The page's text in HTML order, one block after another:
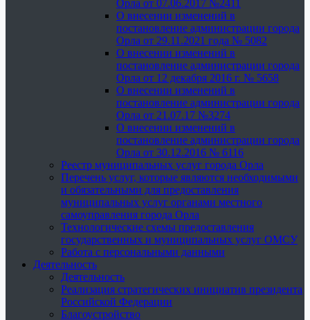
Орла от 07.06.2017 №2411
О внесении изменений в
постановление администрации города
Орла от 29.11.2021 года № 5082
О внесении изменений в
постановление администрации города
Орла от 12 декабря 2016 г. № 5658
О внесении изменений в
постановление администрации города
Орла от 21.07.17 №3274
О внесении изменений в
постановление администрации города
Орла от 30.12.2016 № 6116
Реестр муниципальных услуг города Орла
Перечень услуг, которые являются необходимыми
и обязательными для предоставления
муниципальных услуг органами местного
самоуправления города Орла
Технологические схемы предоставления
государственных и муниципальных услуг ОМСУ
Работа с персональными данными
Деятельность
Деятельность
Реализация стратегических инициатив президента
Российской Федерации
Благоустройство